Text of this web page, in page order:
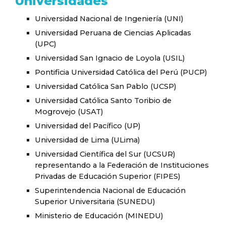
Universidad Nacional de Ingeniería (UNI)
Universidad Peruana de Ciencias Aplicadas
(UPC)
Universidad San Ignacio de Loyola (USIL)
Pontificia Universidad Católica del Perú (PUCP)
Universidad Católica San Pablo (UCSP)
Universidad Católica Santo Toribio de
Mogrovejo (USAT)
Universidad del Pacífico (UP)
Universidad de Lima (ULima)
Universidad Científica del Sur (UCSUR)
representando a la Federación de Instituciones
Privadas de Educación Superior (FIPES)
Superintendencia Nacional de Educación
Superior Universitaria (SUNEDU)
Ministerio de Educación (MINEDU)